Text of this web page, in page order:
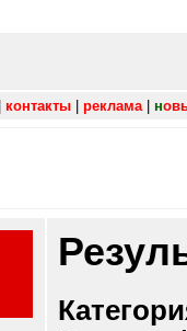
контакты реклама| н